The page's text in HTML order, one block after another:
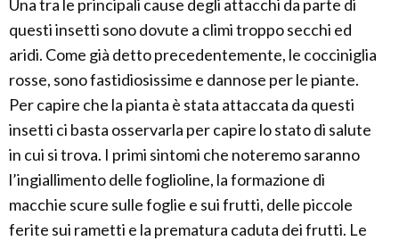
Una tra le principali cause degli attacchi da parte di
questi insetti sono dovute a climi troppo secchi ed
aridi. Come già detto precedentemente, le cocciniglia
rosse, sono fastidiosissime e dannose per le piante.
Per capire che la pianta è stata attaccata da questi
insetti ci basta osservarla per capire lo stato di salute
in cui si trova. I primi sintomi che noteremo saranno
l’ingiallimento delle foglioline, la formazione di
macchie scure sulle foglie e sui frutti, delle piccole
ferite sui rametti e la prematura caduta dei frutti. Le